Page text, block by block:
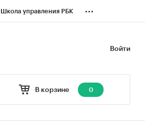
Школа управления РБК ...
Войти
В корзине 0